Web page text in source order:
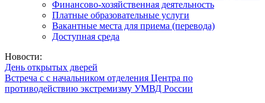
Финансово-хозяйственная деятельность
Платные образовательные услуги
Вакантные места для приема (перевода)
Доступная среда
Новости:
День открытых дверей
Встреча с с начальником отделения Центра по
противодействию экстремизму УМВД России